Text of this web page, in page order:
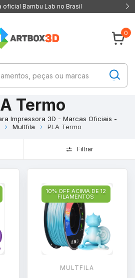
oficial Bambu Lab no Brasil
0
Termo
Impressora 3D - Marcas Oficiais -
Multfila PLA Termo
Filtrar
10% OFF ACIMA DE 12
FILAMENTOS
MULTFILA